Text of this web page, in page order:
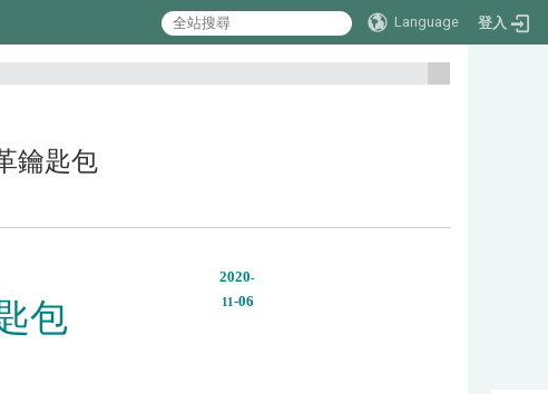
Language 登入
:::
鑰匙包
包
2020-
11 -06